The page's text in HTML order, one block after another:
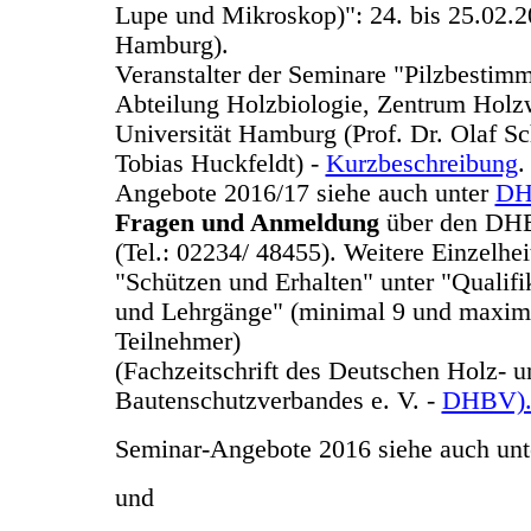
Lupe und Mikroskop)": 24. bis
Hamburg).
Veranstalter der Seminare
Abteilung Holzbiologie, Zentrum
Universität Hamburg (Prof. Dr. Olaf
Tobias Huckfeldt) - Kurzbeschreibung.
Angebote 2016/17 siehe auch unter
Fragen und Anmeldung über den
(Tel.: 02234/ 48455). Weitere
"Schützen und Erhalten" unter
und Lehrgänge" (minimal 9 und
Teilnehmer)
(Fachzeitschrift des Deutschen Holz-
Bautenschutzverbandes e. V. - DHBV).
Seminar-Angebote 2016 siehe auch
und